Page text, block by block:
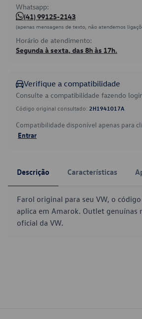
Whatsapp:
(41) 99125-2143
(apenas mensagens de texto, não atendemos
Horário de atendimento:
Segunda à sexta, das 8h às 17h.
Verifique a compatibilidade
Consulte a compatibilidade fazendo
Código original consultado: 2H1941017A
Compatibilidade disponível apenas para
Entrar
Descrição Características
Farol original para seu VW, o
aplica em Amarok. Outlet genuínas
oficial da VW.